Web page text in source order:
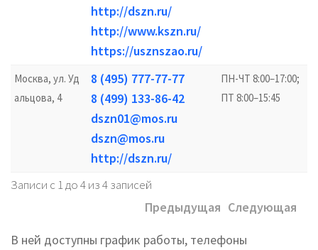
http://dszn.ru/
http://www.kszn.ru/
https://usznszao.ru/
Москва, ул. Уд
альцова, 4
8 (495) 777-77-77
8 (499) 133-86-42
dszn01@mos.ru
dszn@mos.ru
http://dszn.ru/
ПН-ЧТ 8:00–17:00;
ПТ 8:00–15:45
Записи с 1 до 4 из 4 записей
Предыдущая Следующая
В ней доступны график работы, телефоны